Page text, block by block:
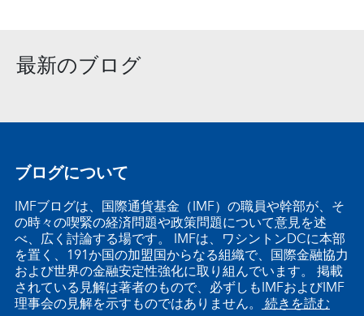
最新のブログ
ブログについて
IMFブログは、国際通貨基金（IMF）の職員や幹部が、そ
の時々の喫緊の経済問題や政策問題について意見を述
べ、広く討論する場です。 IMFは、ワシントンDCに本部
を置く、191か国の加盟国からなる組織で、国際金融協力
および世界の金融安定性強化に取り組んでいます。 掲載
されている見解は著者のもので、必ずしもIMFおよびIMF
理事会の見解を示すものではありません。 続きを読む